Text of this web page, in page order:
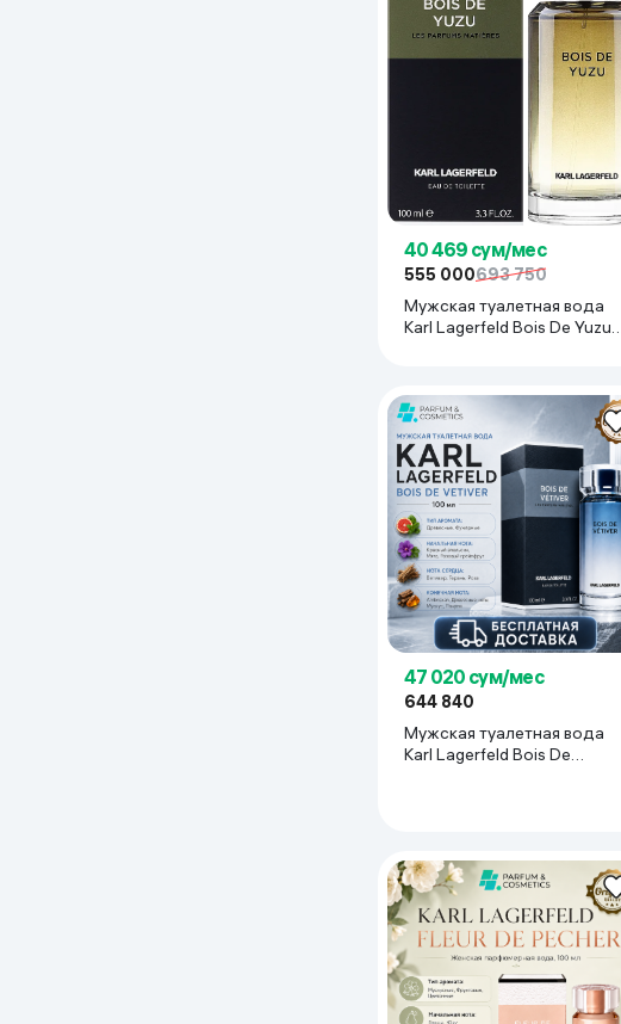
40 469 сум/мес
555 000693 750
Мужская туалетная вода
Karl Lagerfeld Bois De Yuzu,
47 020 сум/мес
644 840
Мужская туалетная вода
Karl Lagerfeld Bois De